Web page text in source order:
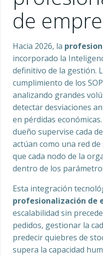
de
Hacia 2026, la
incorporado la
definitivo de la gestión.
cumplimiento de los
analizando grandes
detectar desviaciones
en pérdidas
dueño supervise cada
actúan como una red
que cada nodo de la
dentro de los
Esta integración
profesionalización de
escalabilidad sin
pedidos, gestionar la
predecir quiebres de
supera la capacidad